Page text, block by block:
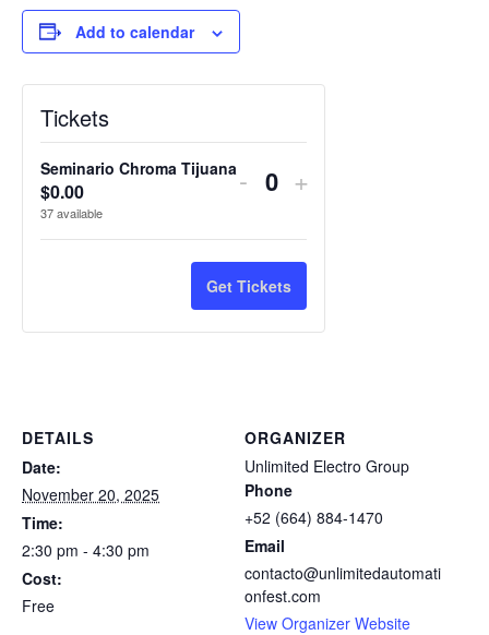
Add to calendar
DETAILS
Date:
November 20, 2025
Time:
2:30 pm - 4:30 pm
Cost:
Free
ORGANIZER
Unlimited Electro Group
Phone
+52 (664) 884-1470
Email
contacto@unlimitedautomati
onfest.com
View Organizer Website
Tickets
Seminario Chroma Tijuana
$0.00
37available
Decrease ticket
- Quantity
Increase ticket
+
Get Tickets